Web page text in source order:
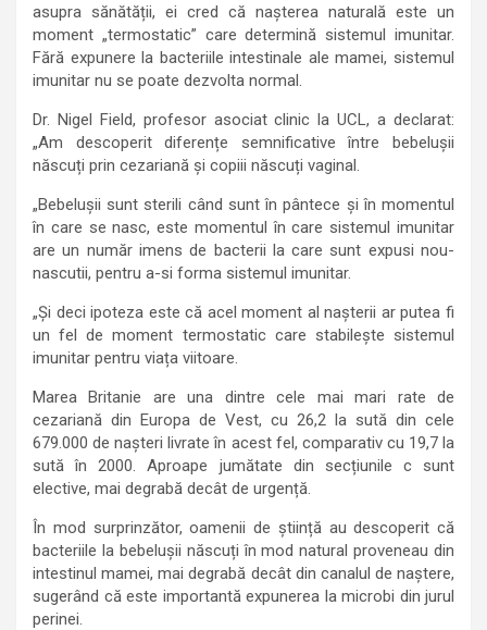
asupra sănătății, ei cred că nașterea naturală este un
moment „termostatic” care determină sistemul imunitar.
Fără expunere la bacteriile intestinale ale mamei, sistemul
imunitar nu se poate dezvolta normal.
Dr. Nigel Field, profesor asociat clinic la UCL, a declarat:
„Am descoperit diferențe semnificative între bebelușii
născuți prin cezariană și copiii născuți vaginal.
„Bebelușii sunt sterili când sunt în pântece și în momentul
în care se nasc, este momentul în care sistemul imunitar
are un număr imens de bacterii la care sunt expusi nou-
nascutii, pentru a-si forma sistemul imunitar.
„Și deci ipoteza este că acel moment al nașterii ar putea fi
un fel de moment termostatic care stabilește sistemul
imunitar pentru viața viitoare.
Marea Britanie are una dintre cele mai mari rate de
cezariană din Europa de Vest, cu 26,2 la sută din cele
679.000 de nașteri livrate în acest fel, comparativ cu 19,7 la
sută în 2000. Aproape jumătate din secțiunile c sunt
elective, mai degrabă decât de urgență.
În mod surprinzător, oamenii de știință au descoperit că
bacteriile la bebelușii născuți în mod natural proveneau din
intestinul mamei, mai degrabă decât din canalul de naștere,
sugerând că este importantă expunerea la microbi din jurul
perinei.